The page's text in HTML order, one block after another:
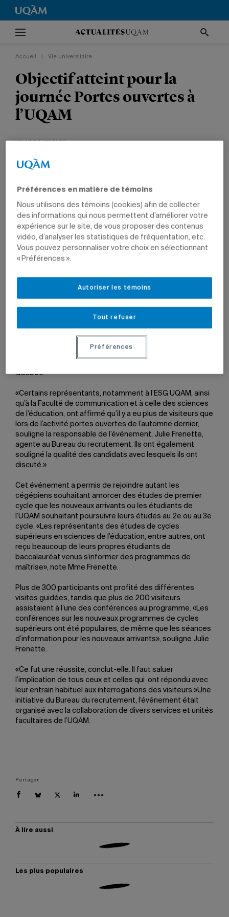
Accueil Vie universitaire
Objectif atteint pour la
journée Portes ouvertes à
l’UQAM
VIE UNIVERSITAIRE
Mis à jour le 29 septembre 2010 à 15 h 09
Ces derniers provenaient majoritairement de la grande
Québec.
«Certains représentants, notamment à l’ESG UQAM, ainsi
qu’à la Faculté de communication et à celle des sciences
de l’éducation, ont affirmé qu’il y a eu plus de visiteurs que
lors de l’activité portes ouvertes de l’automne dernier,
souligne la responsable de l’événement, Julie Frenette,
agente au Bureau du recrutement. Ils ont également
souligné la qualité des candidats avec lesquels ils ont
discuté.»
Cet événement a permis de rejoindre autant les
cégépiens souhaitant amorcer des études de premier
cycle que les nouveaux arrivants ou les étudiants de
l’UQAM souhaitant poursuivre leurs études au 2e ou au 3e
cycle. «Les représentants des études de cycles
supérieurs en sciences de l’éducation, entre autres, ont
reçu beaucoup de leurs propres étudiants de
baccalauréat venus s’informer des programmes de
maîtrise», note Mme Frenette.
Plus de 300 participants ont profité des différentes
visites guidées, tandis que plus de 200 visiteurs
assistaient à l’une des conférences au programme. «Les
conférences sur les nouveaux programmes de cycles
supérieurs ont été populaires, de même que les séances
d’information pour les nouveaux arrivants», souligne Julie
Frenette.
«Ce fut une réussite, conclut-elle. Il faut saluer
l’implication de tous ceux et celles qui ont répondu avec
leur entrain habituel aux interrogations des visiteurs.»Une
initiative du Bureau du recrutement, l’événement était
organisé avec la collaboration de divers services et unités
facultaires de l’UQAM.
Partager
À lire aussi
Les plus populaires
Préférences en matière de témoins
Nous utilisons des témoins (cookies) afin de collecter
des informations qui nous permettent d’améliorer votre
expérience sur le site, de vous proposer des contenus
vidéo, d’analyser les statistiques de fréquentation, etc.
Vous pouvez personnaliser votre choix en sélectionnant
« Préférences ».
Tout refuser
Autoriser les témoins
Préférences